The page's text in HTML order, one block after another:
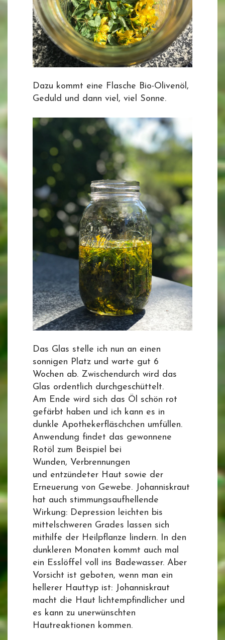
Dazu kommt eine Flasche Bio-Olivenöl,
Geduld und dann viel, viel Sonne.
Das Glas stelle ich nun an einen
sonnigen Platz und warte gut 6
Wochen ab. Zwischendurch wird das
Glas ordentlich durchgeschüttelt.
Am Ende wird sich das Öl schön rot
gefärbt haben und ich kann es in
dunkle Apothekerfläschchen umfüllen.
Anwendung findet das gewonnene
Rotöl zum Beispiel bei
Wunden, Verbrennungen
und entzündeter Haut sowie der
Erneuerung von Gewebe. Johanniskraut
hat auch stimmungsaufhellende
Wirkung: Depression leichten bis
mittelschweren Grades lassen sich
mithilfe der Heilpflanze lindern. In den
dunkleren Monaten kommt auch mal
ein Esslöffel voll ins Badewasser. Aber
Vorsicht ist geboten, wenn man ein
hellerer Hauttyp ist: Johanniskraut
macht die Haut lichtempfindlicher und
es kann zu unerwünschten
Hautreaktionen kommen.